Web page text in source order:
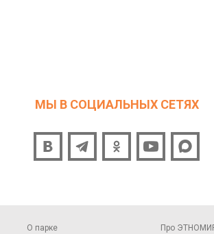
МЫ В СОЦИАЛЬНЫХ СЕТЯХ
О парке Про